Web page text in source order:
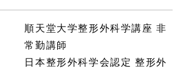
順天堂大学整形外科学講座 非
常勤講師
日本整形外科学会認定 整形外